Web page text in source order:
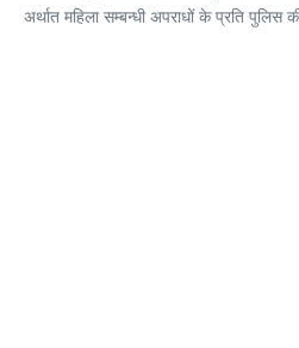
अर्थात महिला सम्बन्धी अपराधों के प्रति पुलिस